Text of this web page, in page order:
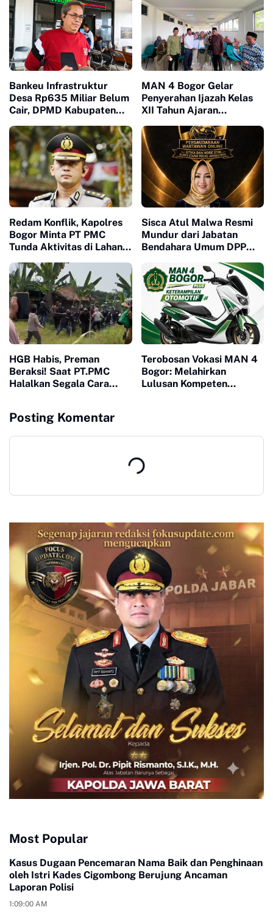
Bankeu Infrastruktur
Desa Rp635 Miliar Belum
Cair, DPMD Kabupaten
Segera Ajukan
Permohonan
MAN 4 Bogor Gelar
Penyerahan Ijazah Kelas
XII Tahun Ajaran
Pentingnya Sinergi
Madrasah dan Keluarga
Redam Konflik, Kapolres
Bogor Minta PT PMC
Tunda Aktivitas di Lahan
Sisca Atul Malwa Resmi
Mundur dari Jabatan
Bendahara Umum DPP
HGB Habis, Preman
Beraksi! Saat PT.PMC
Halalkan Segala Cara
Bungkam
Terobosan Vokasi MAN 4
Bogor: Melahirkan
Lulusan Kompeten
Posting Komentar
Most Popular
Kasus Dugaan Pencemaran Nama Baik dan Penghinaan
oleh Istri Kades Cigombong Berujung Ancaman
Laporan Polisi
1:09:00 AM